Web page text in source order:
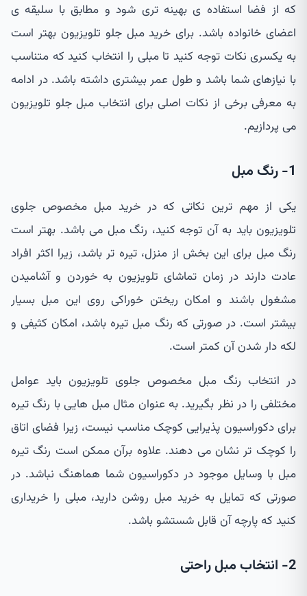
که از فضا استفاده ی بهینه تری شود و مطابق با سلیقه ی
اعضای خانواده باشد. برای خرید مبل جلو تلویزیون بهتر است
به یکسری نکات توجه کنید تا مبلی را انتخاب کنید که متناسب
با نیازهای شما باشد و طول عمر بیشتری داشته باشد. در ادامه
به معرفی برخی از نکات اصلی برای انتخاب مبل جلو تلویزیون
می پردازیم.
1- رنگ مبل
یکی از مهم ترین نکاتی که در خرید مبل مخصوص جلوی
تلویزیون باید به آن توجه کنید، رنگ مبل می باشد. بهتر است
رنگ مبل برای این بخش از منزل، تیره تر باشد، زیرا اکثر افراد
عادت دارند در زمان تماشای تلویزیون به خوردن و آشامیدن
مشغول باشند و امکان ریختن خوراکی روی این مبل بسیار
بیشتر است. در صورتی که رنگ مبل تیره باشد، امکان کثیفی و
لکه دار شدن آن کمتر است.
در انتخاب رنگ مبل مخصوص جلوی تلویزیون باید عوامل
مختلفی را در نظر بگیرید. به عنوان مثال مبل هایی با رنگ تیره
برای دکوراسیون پذیرایی کوچک مناسب نیست، زیرا فضای اتاق
را کوچک تر نشان می دهند. علاوه برآن ممکن است رنگ تیره
مبل با وسایل موجود در دکوراسیون شما هماهنگ نباشد. در
صورتی که تمایل به خرید مبل روشن دارید، مبلی را خریداری
کنید که پارچه آن قابل شستشو باشد.
2- انتخاب مبل راحتی